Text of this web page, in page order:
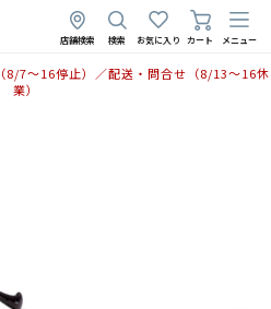
店舗検索 検索 お気に入り カート メニュー
8/7〜16停止）／配送・問合せ（8/13〜16休
業）